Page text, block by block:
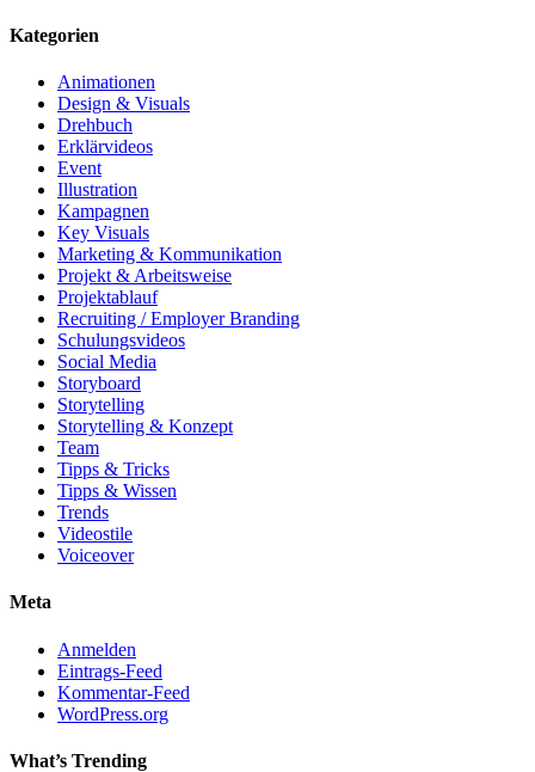
Kategorien
Animationen
Design & Visuals
Drehbuch
Erklärvideos
Event
Illustration
Kampagnen
Key Visuals
Marketing & Kommunikation
Projekt & Arbeitsweise
Projektablauf
Recruiting / Employer Branding
Schulungsvideos
Social Media
Storyboard
Storytelling
Storytelling & Konzept
Team
Tipps & Tricks
Tipps & Wissen
Trends
Videostile
Voiceover
Meta
Anmelden
Eintrags-Feed
Kommentar-Feed
WordPress.org
What’s Trending